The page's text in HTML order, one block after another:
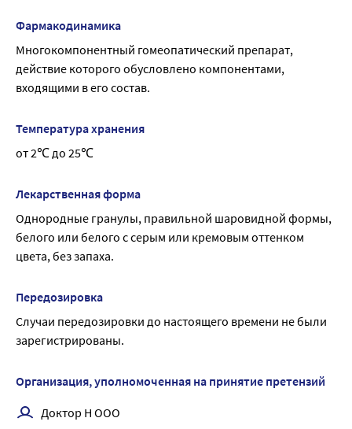
Фармакодинамика
Многокомпонентный гомеопатический препарат,
действие которого обусловлено компонентами,
входящими в его состав.
Температура хранения
от 2℃ до 25℃
Лекарственная форма
Однородные гранулы, правильной шаровидной формы,
белого или белого с серым или кремовым оттенком
цвета, без запаха.
Передозировка
Случаи передозировки до настоящего времени не были
зарегистрированы.
Организация, уполномоченная на принятие претензий
Доктор Н ООО